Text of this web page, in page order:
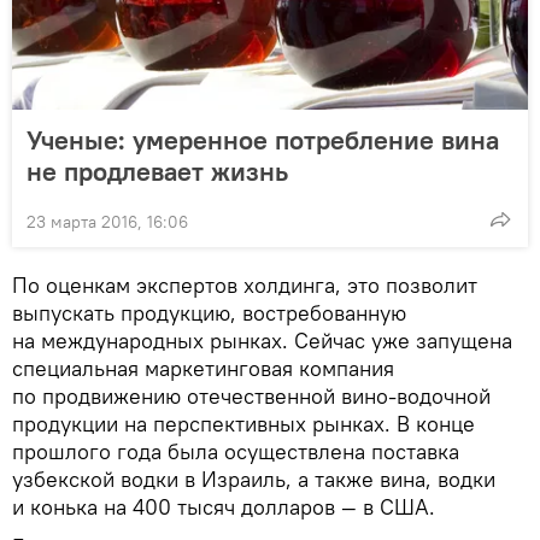
Ученые: умеренное потребление вина
не продлевает жизнь
23 марта 2016, 16:06
По оценкам экспертов холдинга, это позволит
выпускать продукцию, востребованную
на международных рынках. Сейчас уже запущена
специальная маркетинговая компания
по продвижению отечественной вино-водочной
продукции на перспективных рынках. В конце
прошлого года была осуществлена поставка
узбекской водки в Израиль, а также вина, водки
и конька на 400 тысяч долларов — в США.